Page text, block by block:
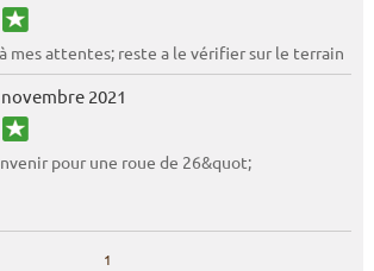
mes attentes; reste a le vérifier sur le terrain
2021
pour une roue de 26&quot;
1